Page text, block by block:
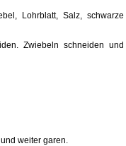
Lohrblatt, Salz, schwarze
Zwiebeln schneiden und
weiter garen.